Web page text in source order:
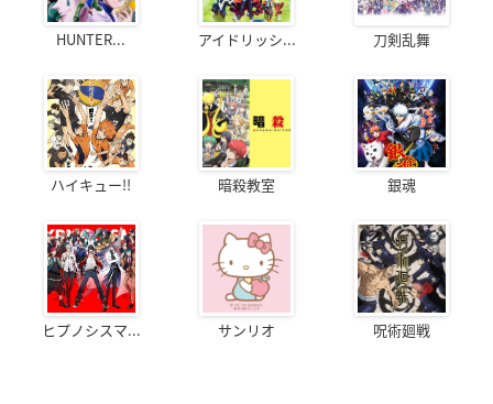
HUNTER... アイドリッシ... 刀剣乱舞
ハイキュー!! 暗殺教室 銀魂
ヒプノシスマ... サンリオ 呪術廻戦